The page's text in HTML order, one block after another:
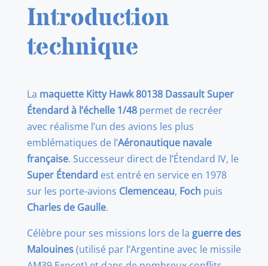
Introduction
technique
La maquette Kitty Hawk 80138 Dassault Super
Étendard à l’échelle 1/48permet de recréer
avec réalisme l’un des avions les plus
emblématiques de l’Aéronautique navale
française. Successeur direct de l’Étendard IV, le
Super Étendard est entré en service en 1978
sur les porte-avions Clemenceau, Fochpuis
Charles de Gaulle.
Célèbre pour ses missions lors de la guerre des
Malouines(utilisé par l’Argentine avec le missile